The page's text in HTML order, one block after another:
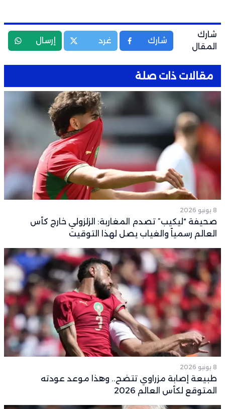
شارك
المقال
شارك غرد إرسال
مقالات ذات صلة
8 يونيو 2026
صحيفة “ليكيب” تصدم المغاربة: الزلزولي خارج كأس
العالم رسمياً والغياب يصل لهذا التوقيت
8 يونيو 2026
طبيعة إصابة مزراوي تتضح.. وهذا موعد عودته
المتوقع لكأس العالم 2026